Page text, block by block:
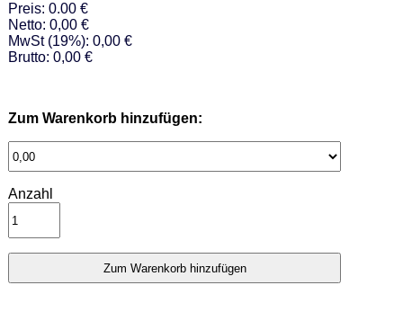
Preis: 0.00 €
Netto: 0,00 €
MwSt (19%): 0,00 €
Brutto: 0,00 €
Zum Warenkorb hinzufügen:
Anzahl